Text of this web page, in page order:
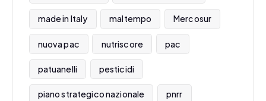
made in Italy maltempo Mercosur
nuova pac nutriscore pac
patuanelli pesticidi
piano strategico nazionale pnrr